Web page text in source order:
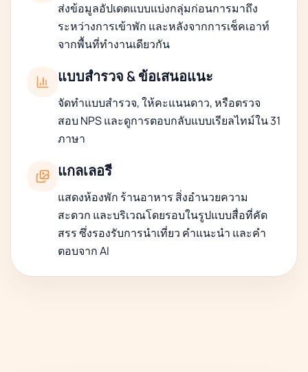
ส่งข้อมูลอัปเดตแบบแบ่งกลุ่มก่อนการมาถึง
ระหว่างการเข้าพัก และหลังจากการเช็คเอาท์
จากพื้นที่ทำงานเดียวกัน
แบบสำรวจ & ข้อเสนอแนะ
จัดทำแบบสำรวจ, ให้คะแนนดาว, หรือตรวจ
สอบ NPS และดูการตอบกลับแบบเรียลไทม์ใน 31
ภาษา
แกลเลอรี
แสดงห้องพัก ร้านอาหาร สิ่งอำนวยความ
สะดวก และบริเวณโดยรอบในรูปแบบสื่อที่คัด
สรร ซึ่งรองรับการนำเที่ยว คำแนะนำ และคำ
ตอบจาก AI